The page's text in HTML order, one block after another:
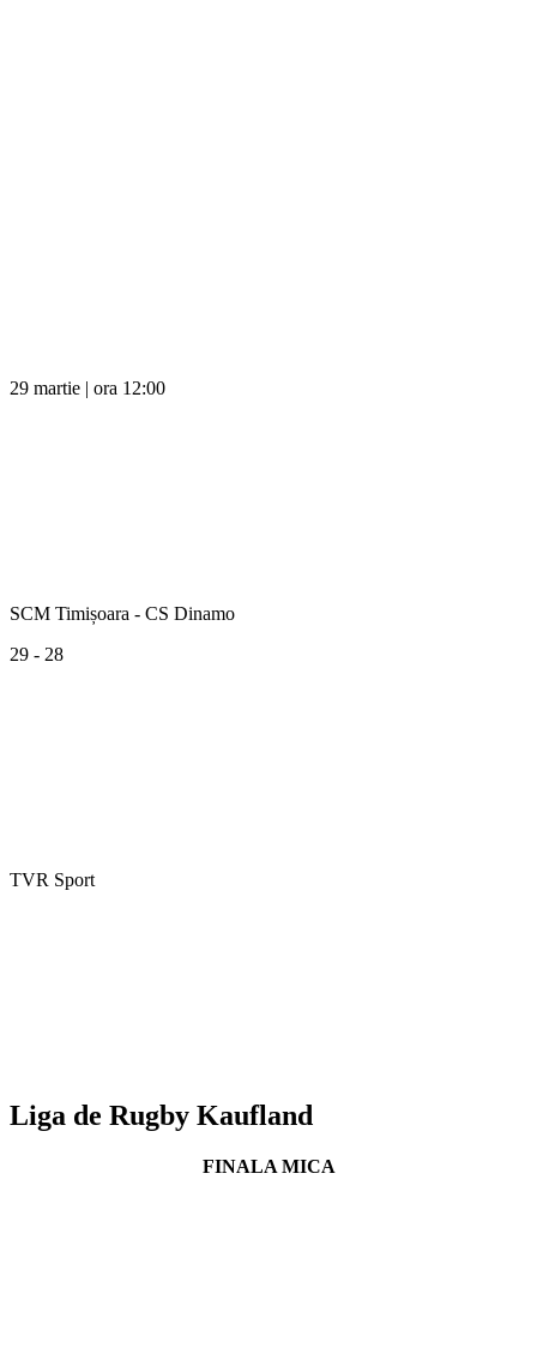
29 martie | ora 12:00
SCM Timișoara - CS Dinamo
29 - 28
TVR Sport
Liga de Rugby Kaufland
FINALA MICA